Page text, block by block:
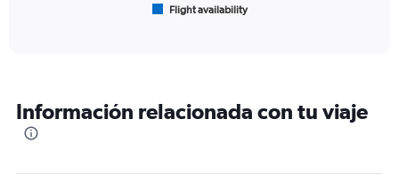
categories.
The
Flight availability
Información relacionada con tu viaje